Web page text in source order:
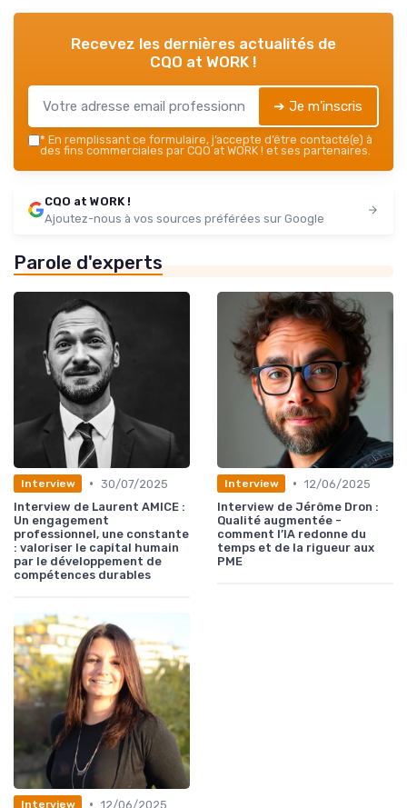
Recevez les dernières actualités de
CQO at WORK !
➔ Je m'inscris
* En remplissant ce formulaire, j’accepte d’être contacté(e) à
des fins commerciales par CQO at WORK ! et ses partenaires.
CQO at WORK !
Ajoutez-nous à vos sources préférées sur Google
Parole d'experts
Interview • 30/07/2025
Interview de Laurent AMICE :
Un engagement
professionnel, une constante
: valoriser le capital humain
par le développement de
compétences durables
Interview • 12/06/2025
Interview de Jérôme Dron :
Qualité augmentée -
comment l’IA redonne du
temps et de la rigueur aux
PME
Interview • 12/06/2025